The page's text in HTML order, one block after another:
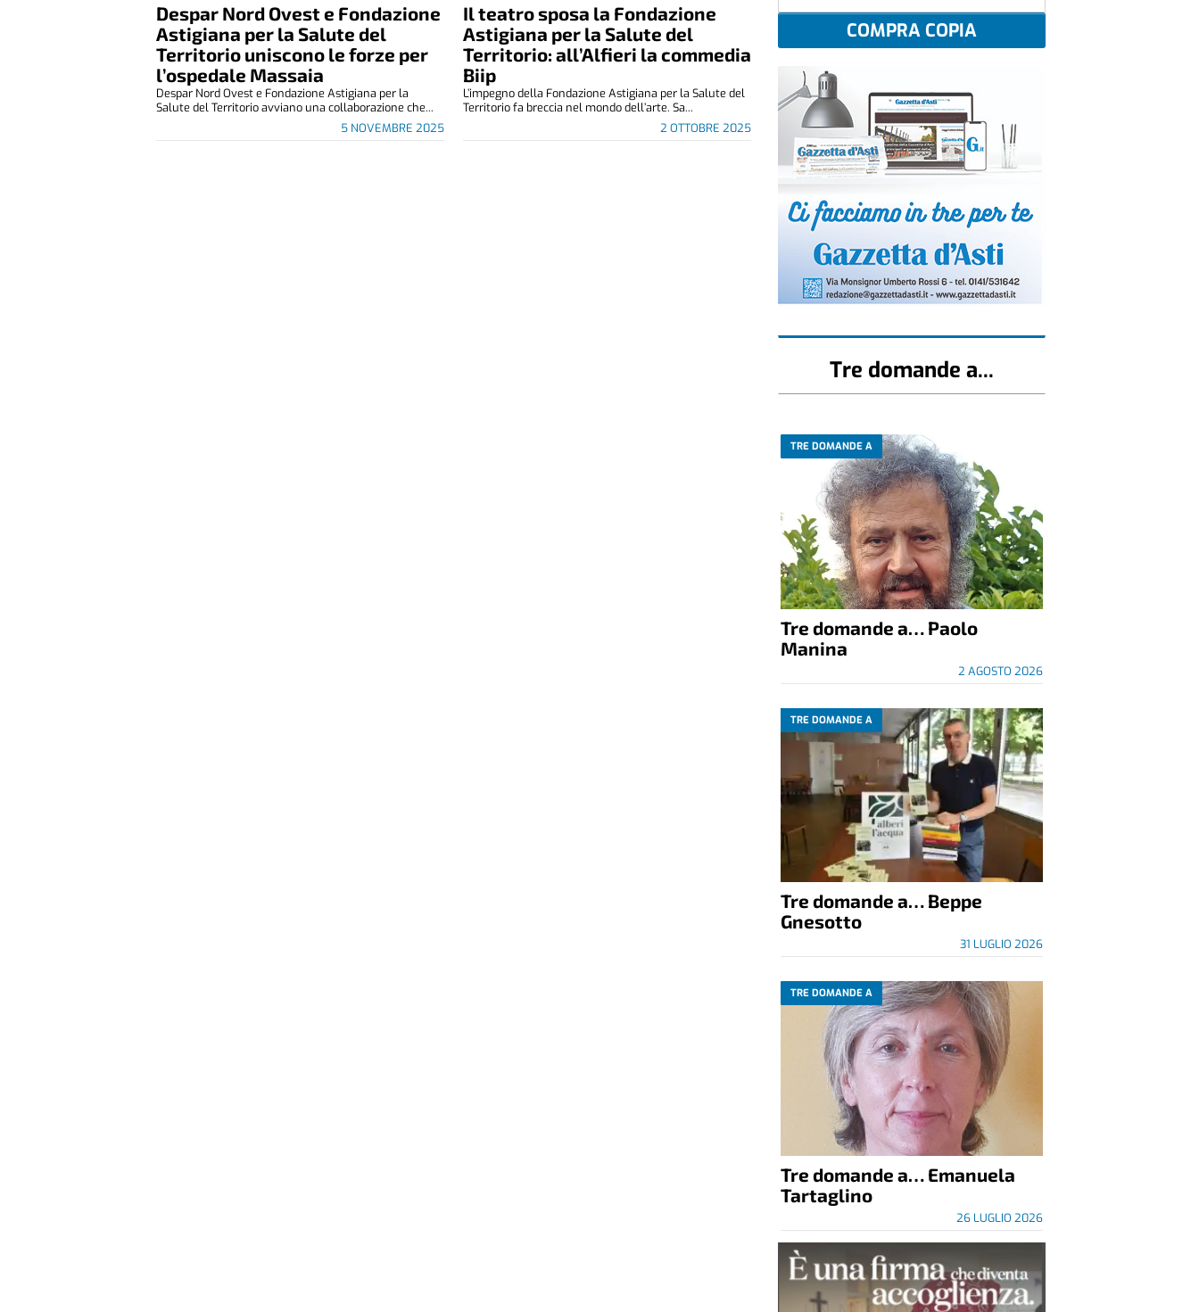
Despar Nord Ovest e Fondazione
Astigiana per la Salute del
Territorio uniscono le forze per
l’ospedale Massaia
5 NOVEMBRE 2025
Despar Nord Ovest e Fondazione Astigiana per la
Salute del Territorio avviano una collaborazione che...
Il teatro sposa la Fondazione
Astigiana per la Salute del
Territorio: all’Alfieri la commedia
Biip
2 OTTOBRE 2025
L’impegno della Fondazione Astigiana per la Salute del
Territorio fa breccia nel mondo dell’arte. Sa...
COMPRA COPIA
Tre domande a...
TRE DOMANDE A
Tre domande a… Paolo
Manina
2 AGOSTO 2026
TRE DOMANDE A
Tre domande a… Beppe
Gnesotto
31 LUGLIO 2026
TRE DOMANDE A
Tre domande a… Emanuela
Tartaglino
26 LUGLIO 2026